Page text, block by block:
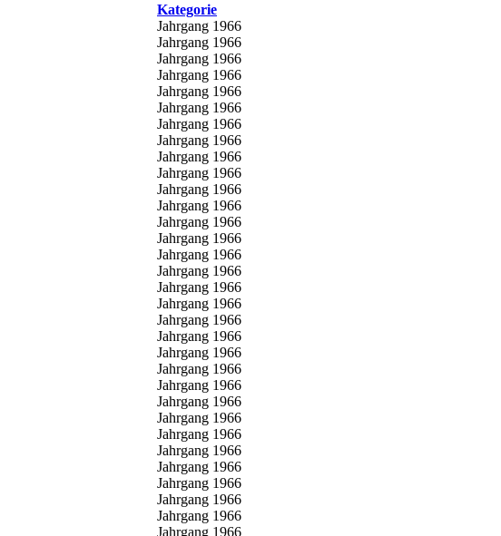
Kategorie
Jahrgang 1966
Jahrgang 1966
Jahrgang 1966
Jahrgang 1966
Jahrgang 1966
Jahrgang 1966
Jahrgang 1966
Jahrgang 1966
Jahrgang 1966
Jahrgang 1966
Jahrgang 1966
Jahrgang 1966
Jahrgang 1966
Jahrgang 1966
Jahrgang 1966
Jahrgang 1966
Jahrgang 1966
Jahrgang 1966
Jahrgang 1966
Jahrgang 1966
Jahrgang 1966
Jahrgang 1966
Jahrgang 1966
Jahrgang 1966
Jahrgang 1966
Jahrgang 1966
Jahrgang 1966
Jahrgang 1966
Jahrgang 1966
Jahrgang 1966
Jahrgang 1966
Jahrgang 1966